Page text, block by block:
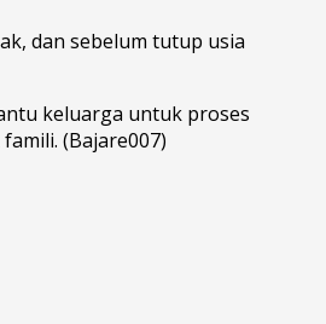
dan sebelum tutup usia
keluarga untuk proses
(Bajare007)